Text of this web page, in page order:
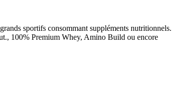
sportifs consommant suppléments nutritionnels.
100% Premium Whey, Amino Build ou encore